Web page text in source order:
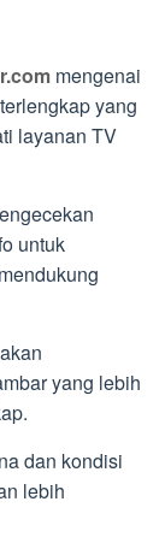
mengenai
yang
layanan TV
untuk
yang lebih
dan kondisi
lebih